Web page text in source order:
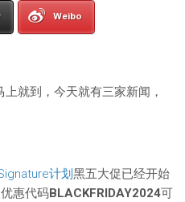
Weibo
就到，今天就有三家新闻，
计划黑五大促已经开始
惠代码BLACKFRIDAY2024可